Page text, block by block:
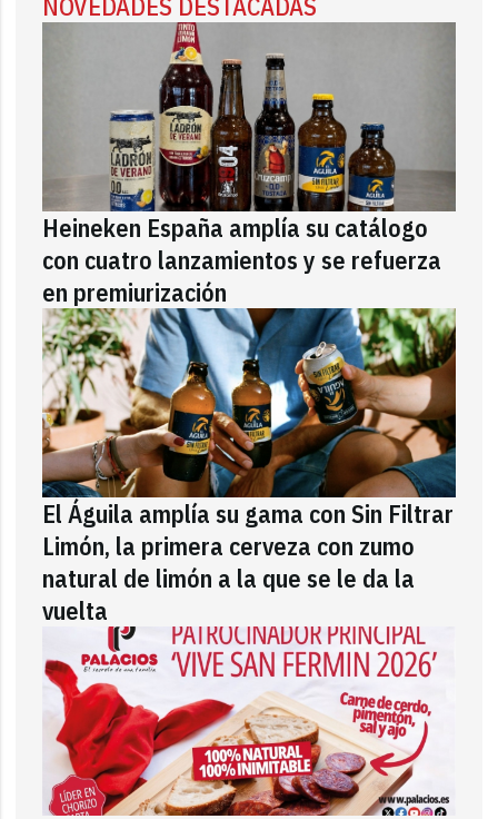
Heineken España amplía su catálogo
con cuatro lanzamientos y se refuerza
en premiurización
El Águila amplía su gama con Sin Filtrar
Limón, la primera cerveza con zumo
natural de limón a la que se le da la
vuelta